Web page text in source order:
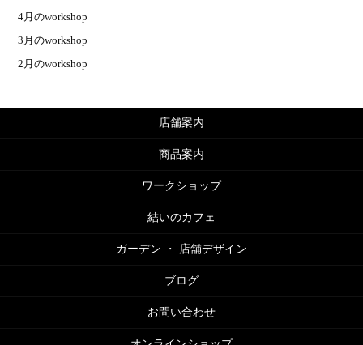
4月のworkshop
3月のworkshop
2月のworkshop
店舗案内
商品案内
ワークショップ
結いのカフェ
ガーデン ・ 店舗デザイン
ブログ
お問い合わせ